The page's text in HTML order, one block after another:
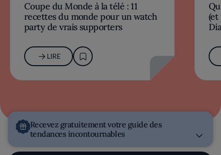
Coupe du Monde à la télé : 11
recettes du monde pour un watch
party de vrais supporters
LIRE
Recevez gratuitement votre guide des
tendances incontournables